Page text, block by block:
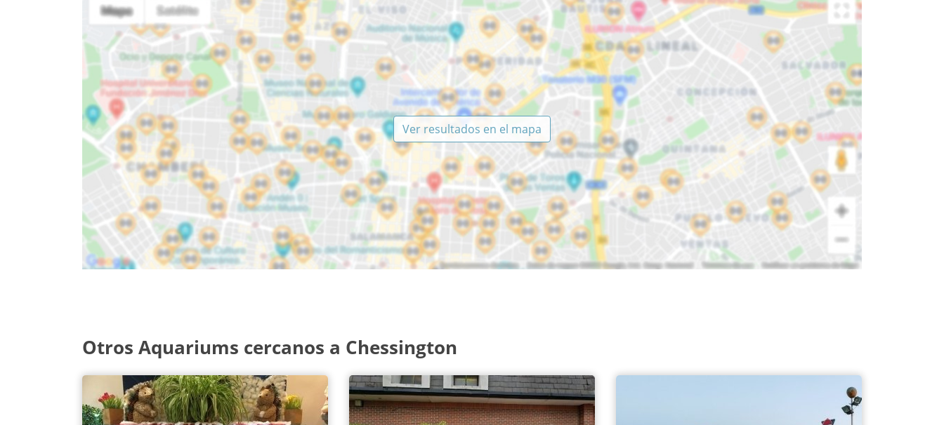
Ver resultados en el mapa
Otros Aquariums cercanos a Chessington